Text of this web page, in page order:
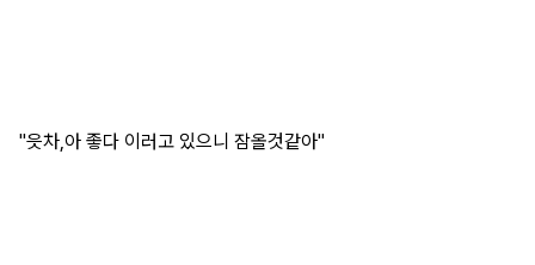
"읏차,아 좋다 이러고 있으니 잠올것같아"